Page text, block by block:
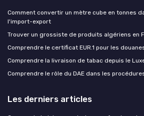
Comment convertir un mètre cube en tonnes
l'import-export
Trouver un grossiste de produits algériens en
Comprendre le certificat EUR.1 pour les
Comprendre la livraison de tabac depuis le
Comprendre le rôle du DAE dans les
Les derniers articles